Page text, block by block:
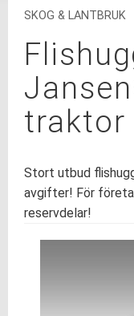
SKOG & LANTBRUK
traktor
Stort utbud
avgifter! För
reservdelar!